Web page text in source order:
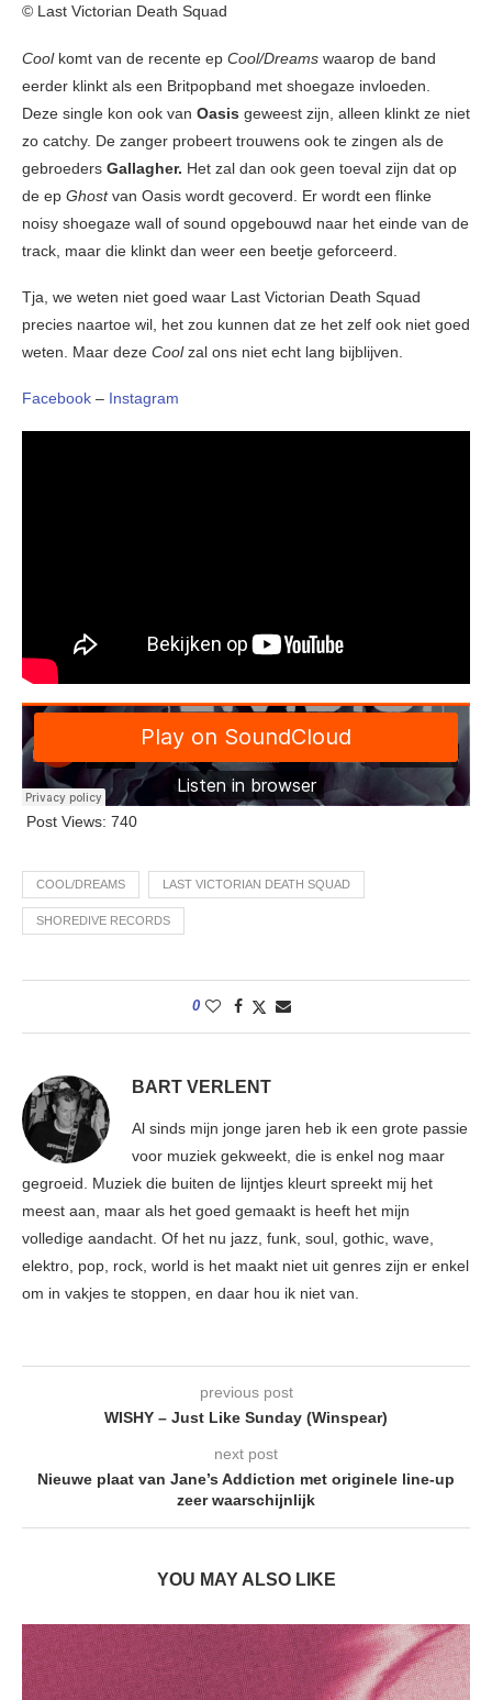
© Last Victorian Death Squad
Coolkomt van de recente ep Cool/Dreams waarop de band
eerder klinkt als een Britpopband met shoegaze invloeden.
Deze single kon ook van Oasis geweest zijn, alleen klinkt ze niet
zo catchy. De zanger probeert trouwens ook te zingen als de
gebroeders Gallagher. Het zal dan ook geen toeval zijn dat op
de ep Ghostvan Oasis wordt gecoverd. Er wordt een flinke
noisy shoegaze wall of sound opgebouwd naar het einde van de
track, maar die klinkt dan weer een beetje geforceerd.
Tja, we weten niet goed waar Last Victorian Death Squad
precies naartoe wil, het zou kunnen dat ze het zelf ook niet goed
weten. Maar deze Coolzal ons niet echt lang bijblijven.
Facebook – Instagram
Post Views: 740
COOL/DREAMS LAST VICTORIAN DEATH SQUAD
SHOREDIVE RECORDS
0
BART VERLENT
Al sinds mijn jonge jaren heb ik een grote passie
voor muziek gekweekt, die is enkel nog maar
gegroeid. Muziek die buiten de lijntjes kleurt spreekt mij het
meest aan, maar als het goed gemaakt is heeft het mijn
volledige aandacht. Of het nu jazz, funk, soul, gothic, wave,
elektro, pop, rock, world is het maakt niet uit genres zijn er enkel
om in vakjes te stoppen, en daar hou ik niet van.
previous post
WISHY – Just Like Sunday (Winspear)
next post
Nieuwe plaat van Jane’s Addiction met originele line-up
zeer waarschijnlijk
YOU MAY ALSO LIKE